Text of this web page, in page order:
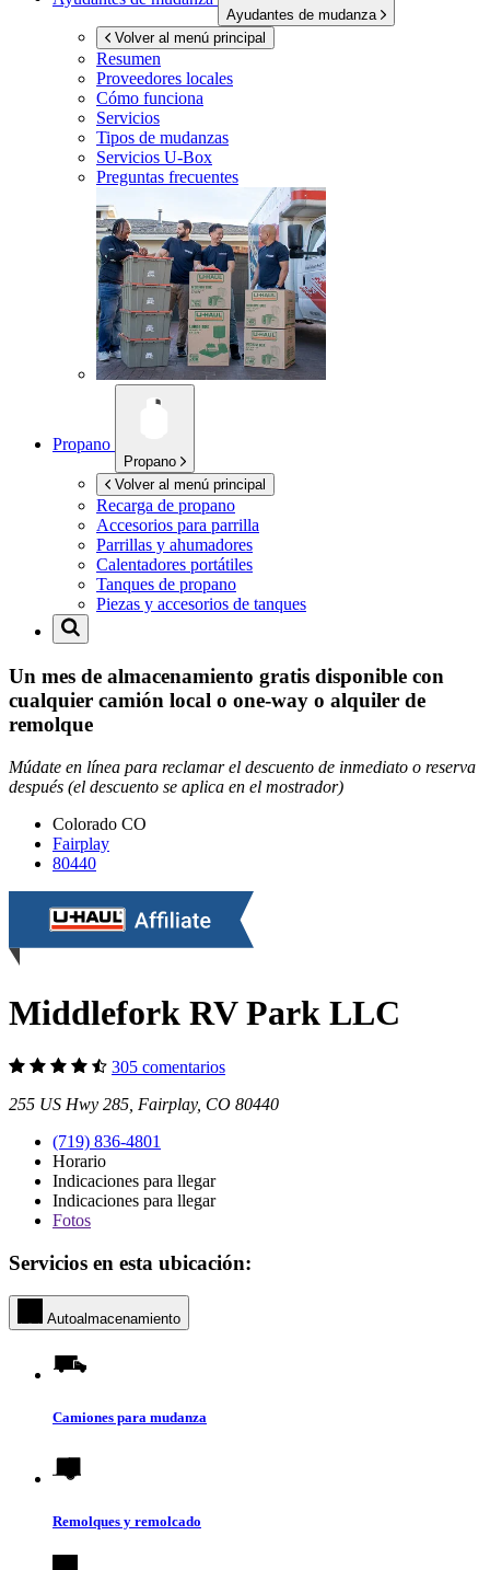
Ayudantes de mudanza
Volver al menú principal
Resumen
Proveedores locales
Cómo funciona
Servicios
Tipos de mudanzas
Servicios U-Box
Preguntas frecuentes
Propano
Propano
Volver al menú principal
Recarga de propano
Accesorios para parrilla
Parrillas y ahumadores
Calentadores portátiles
Tanques de propano
Piezas y accesorios de tanques
Un mes de almacenamiento gratis disponible con
cualquier camión local o one-way o alquiler de
remolque
Múdate en línea para reclamar el descuento de inmediato o reserva
después (el descuento se aplica en el mostrador)
Colorado CO
Fairplay
80440
Middlefork RV Park LLC
305 comentarios
255 US Hwy 285, Fairplay, CO 80440
(719) 836-4801
Horario
Indicaciones para llegar
Indicaciones para llegar
Fotos
Servicios en esta ubicación:
Autoalmacenamiento
Camiones para mudanza
Remolques y remolcado